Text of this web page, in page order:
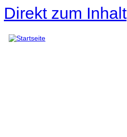
Direkt zum Inhalt